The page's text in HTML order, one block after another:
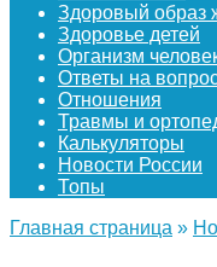
Здоровый образ
Здоровье детей
Организм
Ответы на
Отношения
Травмы и
Калькуляторы
Новости России
Топы
Главная страница »